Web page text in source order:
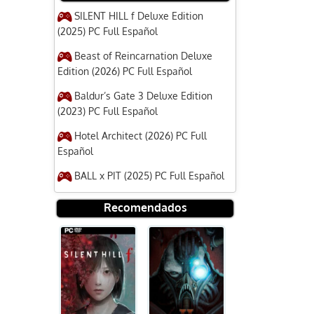
SILENT HILL f Deluxe Edition
(2025) PC Full Español
Beast of Reincarnation Deluxe
Edition (2026) PC Full Español
Baldur’s Gate 3 Deluxe Edition
(2023) PC Full Español
Hotel Architect (2026) PC Full
Español
BALL x PIT (2025) PC Full Español
Recomendados